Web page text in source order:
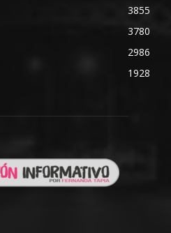
3855
3780
2986
1928